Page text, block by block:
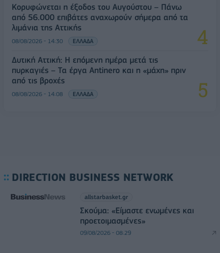
Κορυφώνεται η έξοδος του Αυγούστου – Πάνω
από 56.000 επιβάτες αναχωρούν σήμερα από τα
λιμάνια της Αττικής
08/08/2026 - 14:30 ΕΛΛΑΔΑ
Δυτική Αττική: Η επόμενη ημέρα μετά τις
πυρκαγιές – Τα έργα Antinero και η «μάχη» πριν
από τις βροχές
08/08/2026 - 14:08 ΕΛΛΑΔΑ
DIRECTION BUSINESS NETWORK
allstarbasket.gr
Σκούμα: «Είμαστε ενωμένες και
προετοιμασμένες»
09/08/2026 - 08:29